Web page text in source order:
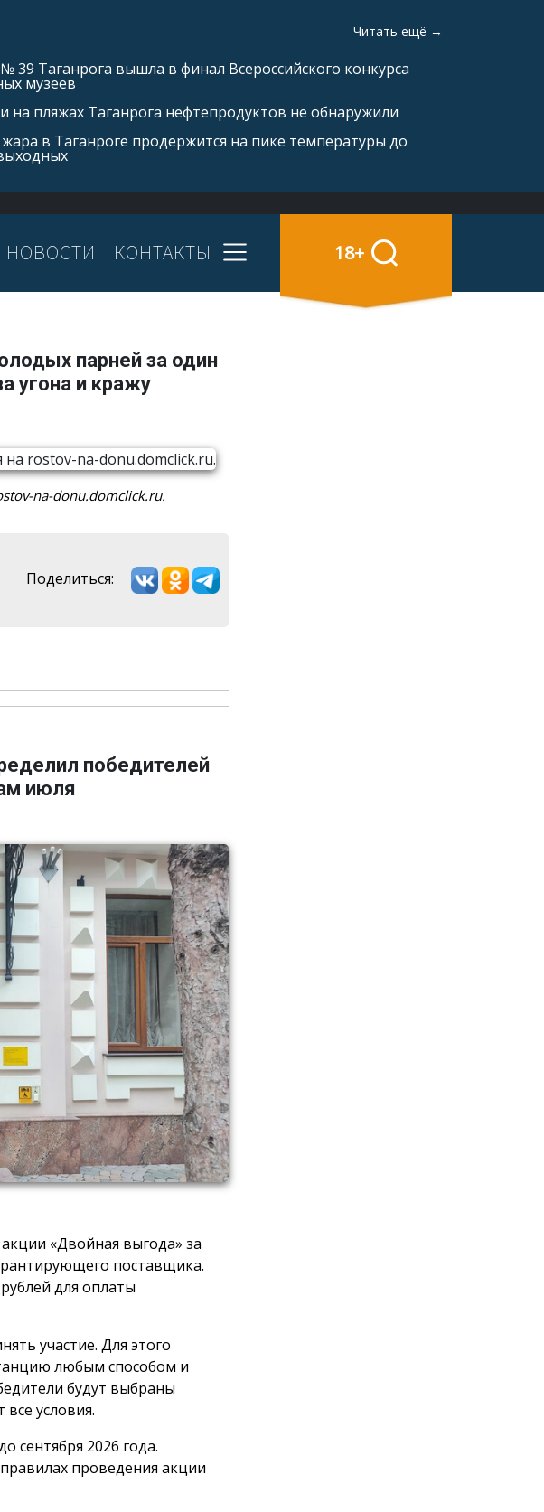
Читать ещё →
39 Таганрога вышла в финал Всероссийского конкурса
музеев
на пляжах Таганрога нефтепродуктов не обнаружили
в Таганроге продержится на пике температуры до
НОВОСТИ КОНТАКТЫ 18+
парней за один
угона и кражу
na-donu.domclick.ru.
Поделиться:
победителей
июля
«Двойная выгода» за
поставщика.
для оплаты
участие. Для этого
любым способом и
будут выбраны
условия.
сентября 2026 года.
проведения акции